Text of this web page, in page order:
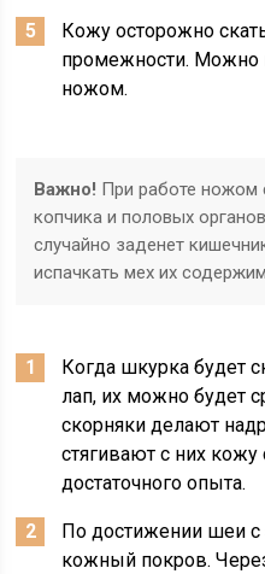
Кожу осторожно
промежности. Можно
ножом.
Важно! При работе ножом
копчика и половых
случайно заденет
испачкать мех их
Когда шкурка будет
лап, их можно будет
скорняки делают
стягивают с них кожу
достаточного опыта.
По достижении шеи
кожный покров.